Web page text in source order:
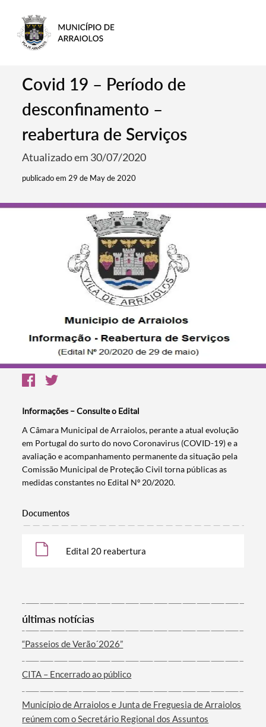
Termo de Pesquisa
Categorias gerais
Covid 19 – Período de
desconfinamento –
reabertura de Serviços
Atualizado em 30/07/2020
publicado em 29 de May de 2020
Informações – Consulte o Edital
​A Câmara Municipal de Arraiolos, perante a atual evolução
em Portugal do surto do novo Coronavirus (COVID-19) e a
avaliação e acompanhamento permanente da situação pela
Comissão Municipal de Proteção Civil torna públicas as
medidas constantes no Edital Nº 20/2020.
Documentos
Edital 20 reabertura
últimas notícias
“Passeios de Verão´2026”
CITA – Encerrado ao público
Município de Arraiolos e Junta de Freguesia de Arraiolos
reúnem com o Secretário Regional dos Assuntos